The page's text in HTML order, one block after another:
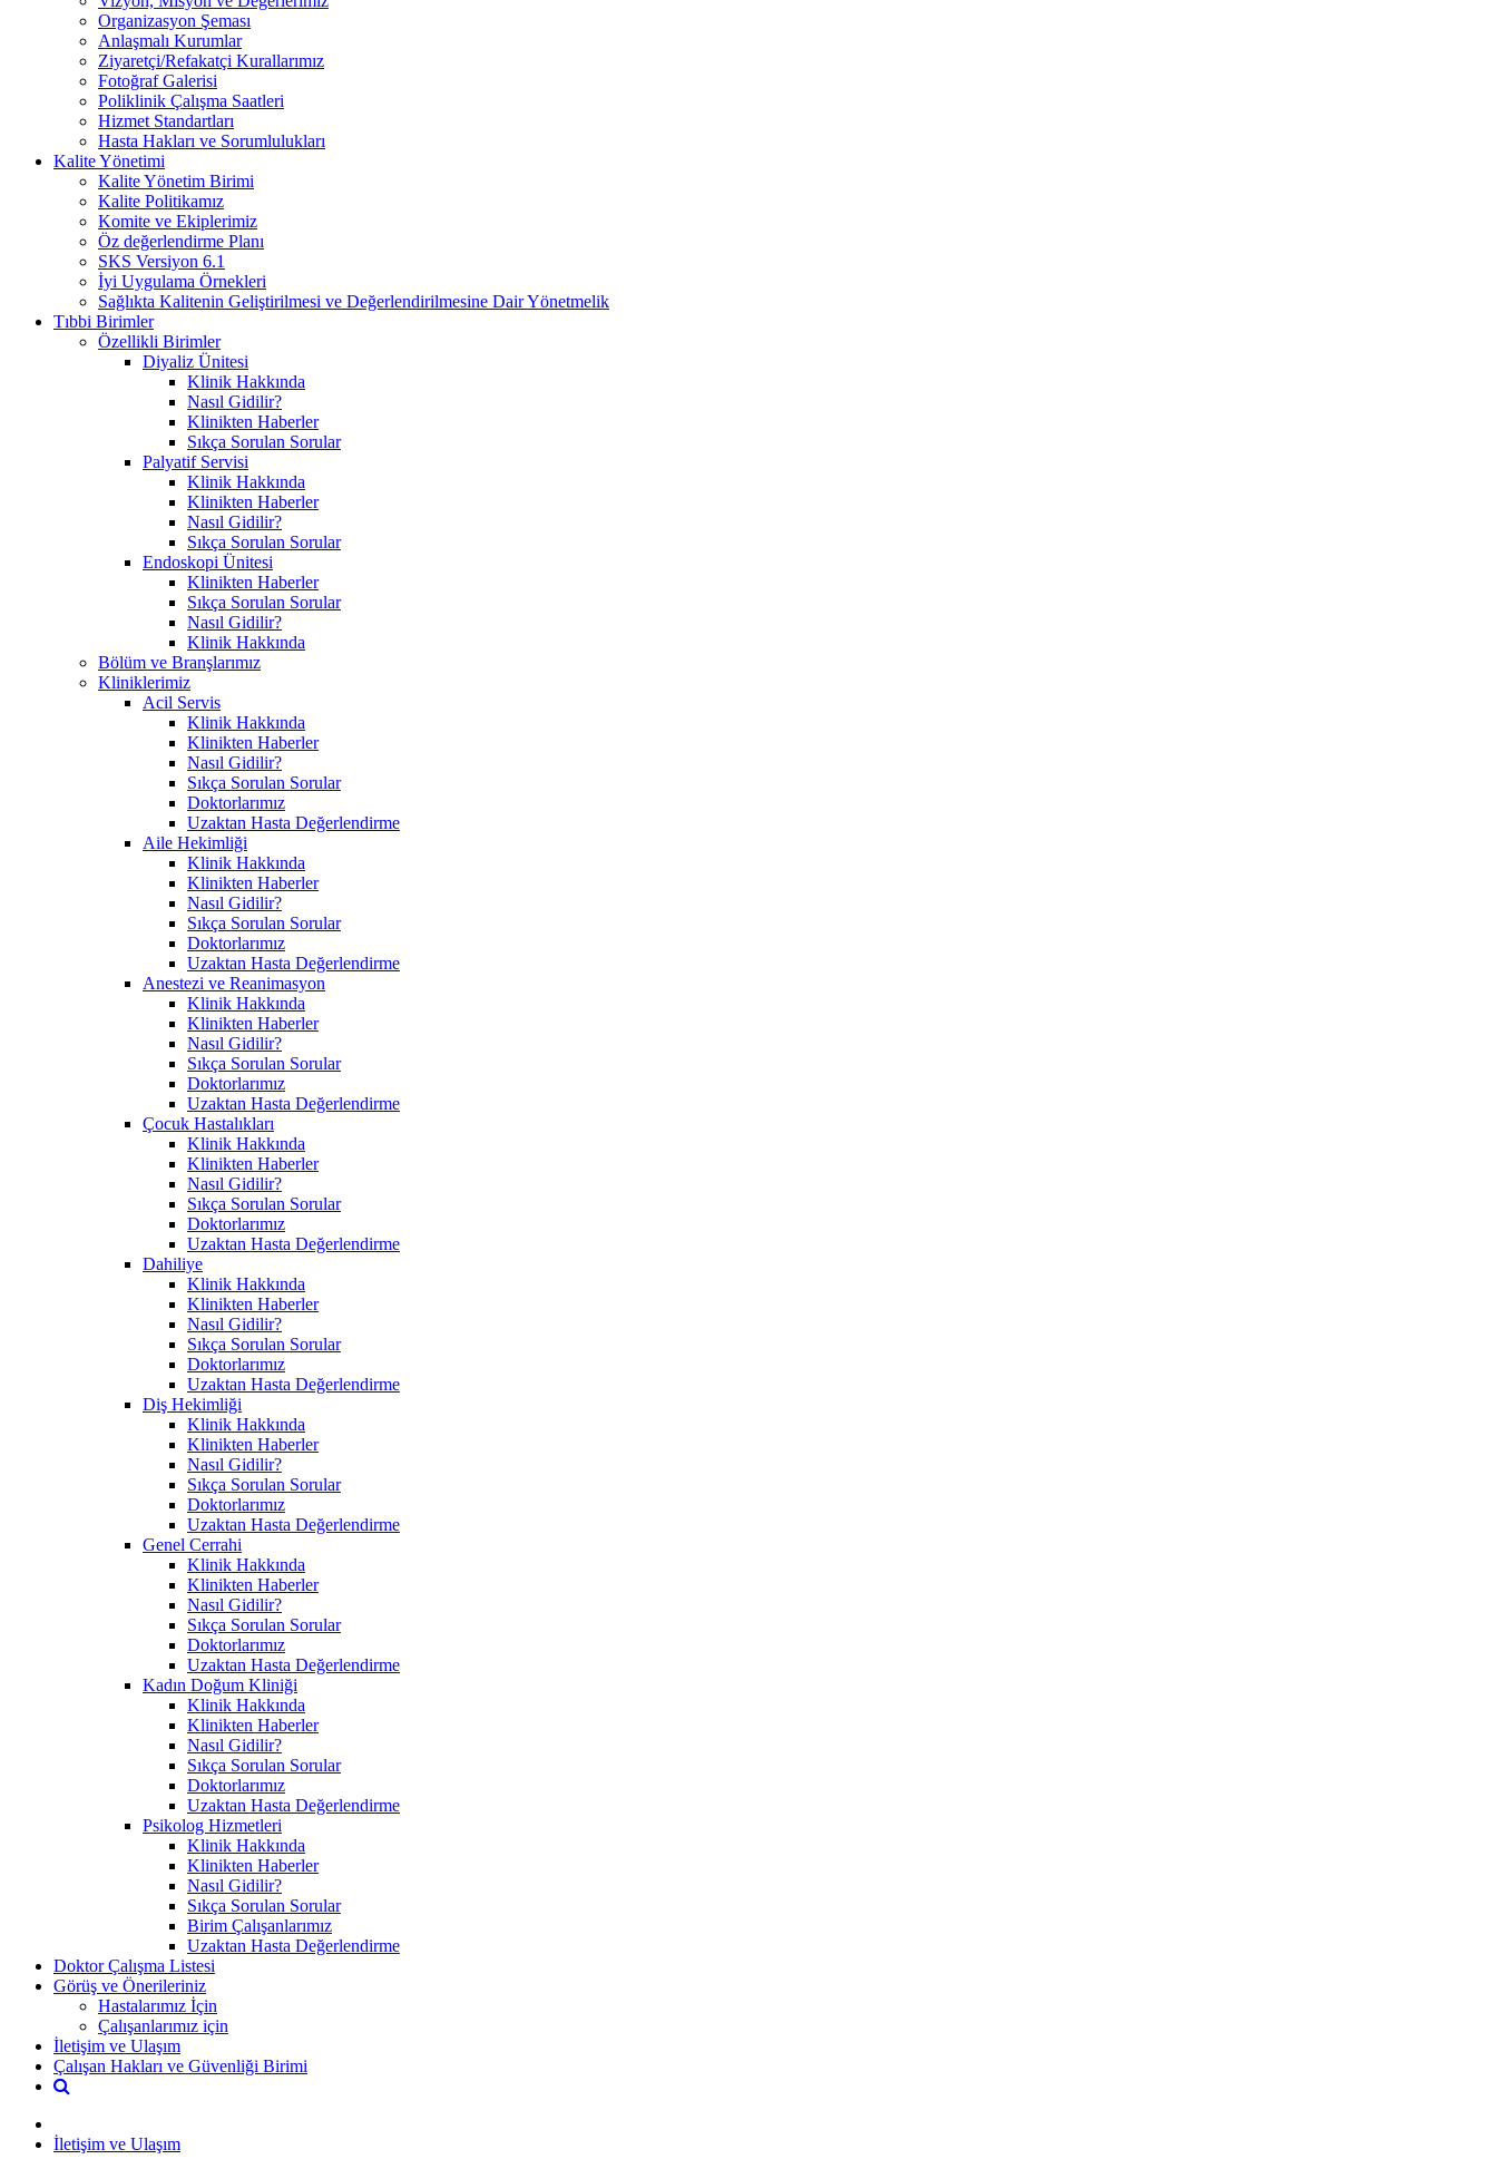
Organizasyon Şeması
Anlaşmalı Kurumlar
Ziyaretçi/Refakatçi Kurallarımız
Fotoğraf Galerisi
Poliklinik Çalışma Saatleri
Hizmet Standartları
Hasta Hakları ve Sorumlulukları
Kalite Yönetimi
Kalite Yönetim Birimi
Kalite Politikamız
Komite ve Ekiplerimiz
Öz değerlendirme Planı
SKS Versiyon 6.1
İyi Uygulama Örnekleri
Sağlıkta Kalitenin Geliştirilmesi ve Değerlendirilmesine Dair Yönetmelik
Tıbbi Birimler
Özellikli Birimler
Diyaliz Ünitesi
Klinik Hakkında
Nasıl Gidilir?
Klinikten Haberler
Sıkça Sorulan Sorular
Palyatif Servisi
Klinik Hakkında
Klinikten Haberler
Nasıl Gidilir?
Sıkça Sorulan Sorular
Endoskopi Ünitesi
Klinikten Haberler
Sıkça Sorulan Sorular
Nasıl Gidilir?
Klinik Hakkında
Bölüm ve Branşlarımız
Kliniklerimiz
Acil Servis
Klinik Hakkında
Klinikten Haberler
Nasıl Gidilir?
Sıkça Sorulan Sorular
Doktorlarımız
Uzaktan Hasta Değerlendirme
Aile Hekimliği
Klinik Hakkında
Klinikten Haberler
Nasıl Gidilir?
Sıkça Sorulan Sorular
Doktorlarımız
Uzaktan Hasta Değerlendirme
Anestezi ve Reanimasyon
Klinik Hakkında
Klinikten Haberler
Nasıl Gidilir?
Sıkça Sorulan Sorular
Doktorlarımız
Uzaktan Hasta Değerlendirme
Çocuk Hastalıkları
Klinik Hakkında
Klinikten Haberler
Nasıl Gidilir?
Sıkça Sorulan Sorular
Doktorlarımız
Uzaktan Hasta Değerlendirme
Dahiliye
Klinik Hakkında
Klinikten Haberler
Nasıl Gidilir?
Sıkça Sorulan Sorular
Doktorlarımız
Uzaktan Hasta Değerlendirme
Diş Hekimliği
Klinik Hakkında
Klinikten Haberler
Nasıl Gidilir?
Sıkça Sorulan Sorular
Doktorlarımız
Uzaktan Hasta Değerlendirme
Genel Cerrahi
Klinik Hakkında
Klinikten Haberler
Nasıl Gidilir?
Sıkça Sorulan Sorular
Doktorlarımız
Uzaktan Hasta Değerlendirme
Kadın Doğum Kliniği
Klinik Hakkında
Klinikten Haberler
Nasıl Gidilir?
Sıkça Sorulan Sorular
Doktorlarımız
Uzaktan Hasta Değerlendirme
Psikolog Hizmetleri
Klinik Hakkında
Klinikten Haberler
Nasıl Gidilir?
Sıkça Sorulan Sorular
Birim Çalışanlarımız
Uzaktan Hasta Değerlendirme
Doktor Çalışma Listesi
Görüş ve Önerileriniz
Hastalarımız İçin
Çalışanlarımız için
İletişim ve Ulaşım
Çalışan Hakları ve Güvenliği Birimi
İletişim ve Ulaşım